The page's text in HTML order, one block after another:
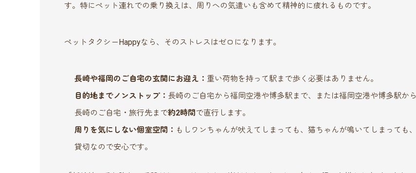
す。特にペット連れでの乗り換えは、周りへの気遣いも含めて精神的に疲れるものです。
ペットタクシーHappyなら、そのストレスはゼロになります。
長崎や福岡のご自宅の玄関にお迎え： 重い荷物を持って駅まで歩く必要はありません。
目的地までノンストップ： 長崎のご自宅から福岡空港や博多駅まで、または福岡空港や博多駅から
長崎のご自宅・旅行先まで約2時間で直行します。
周りを気にしない個室空間： もしワンちゃんが吠えてしまっても、猫ちゃんが鳴いてしまっても、
貸切なので安心です。